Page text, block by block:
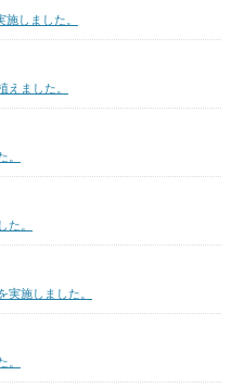
しました。
えました。
。
た。
実施しました。
。